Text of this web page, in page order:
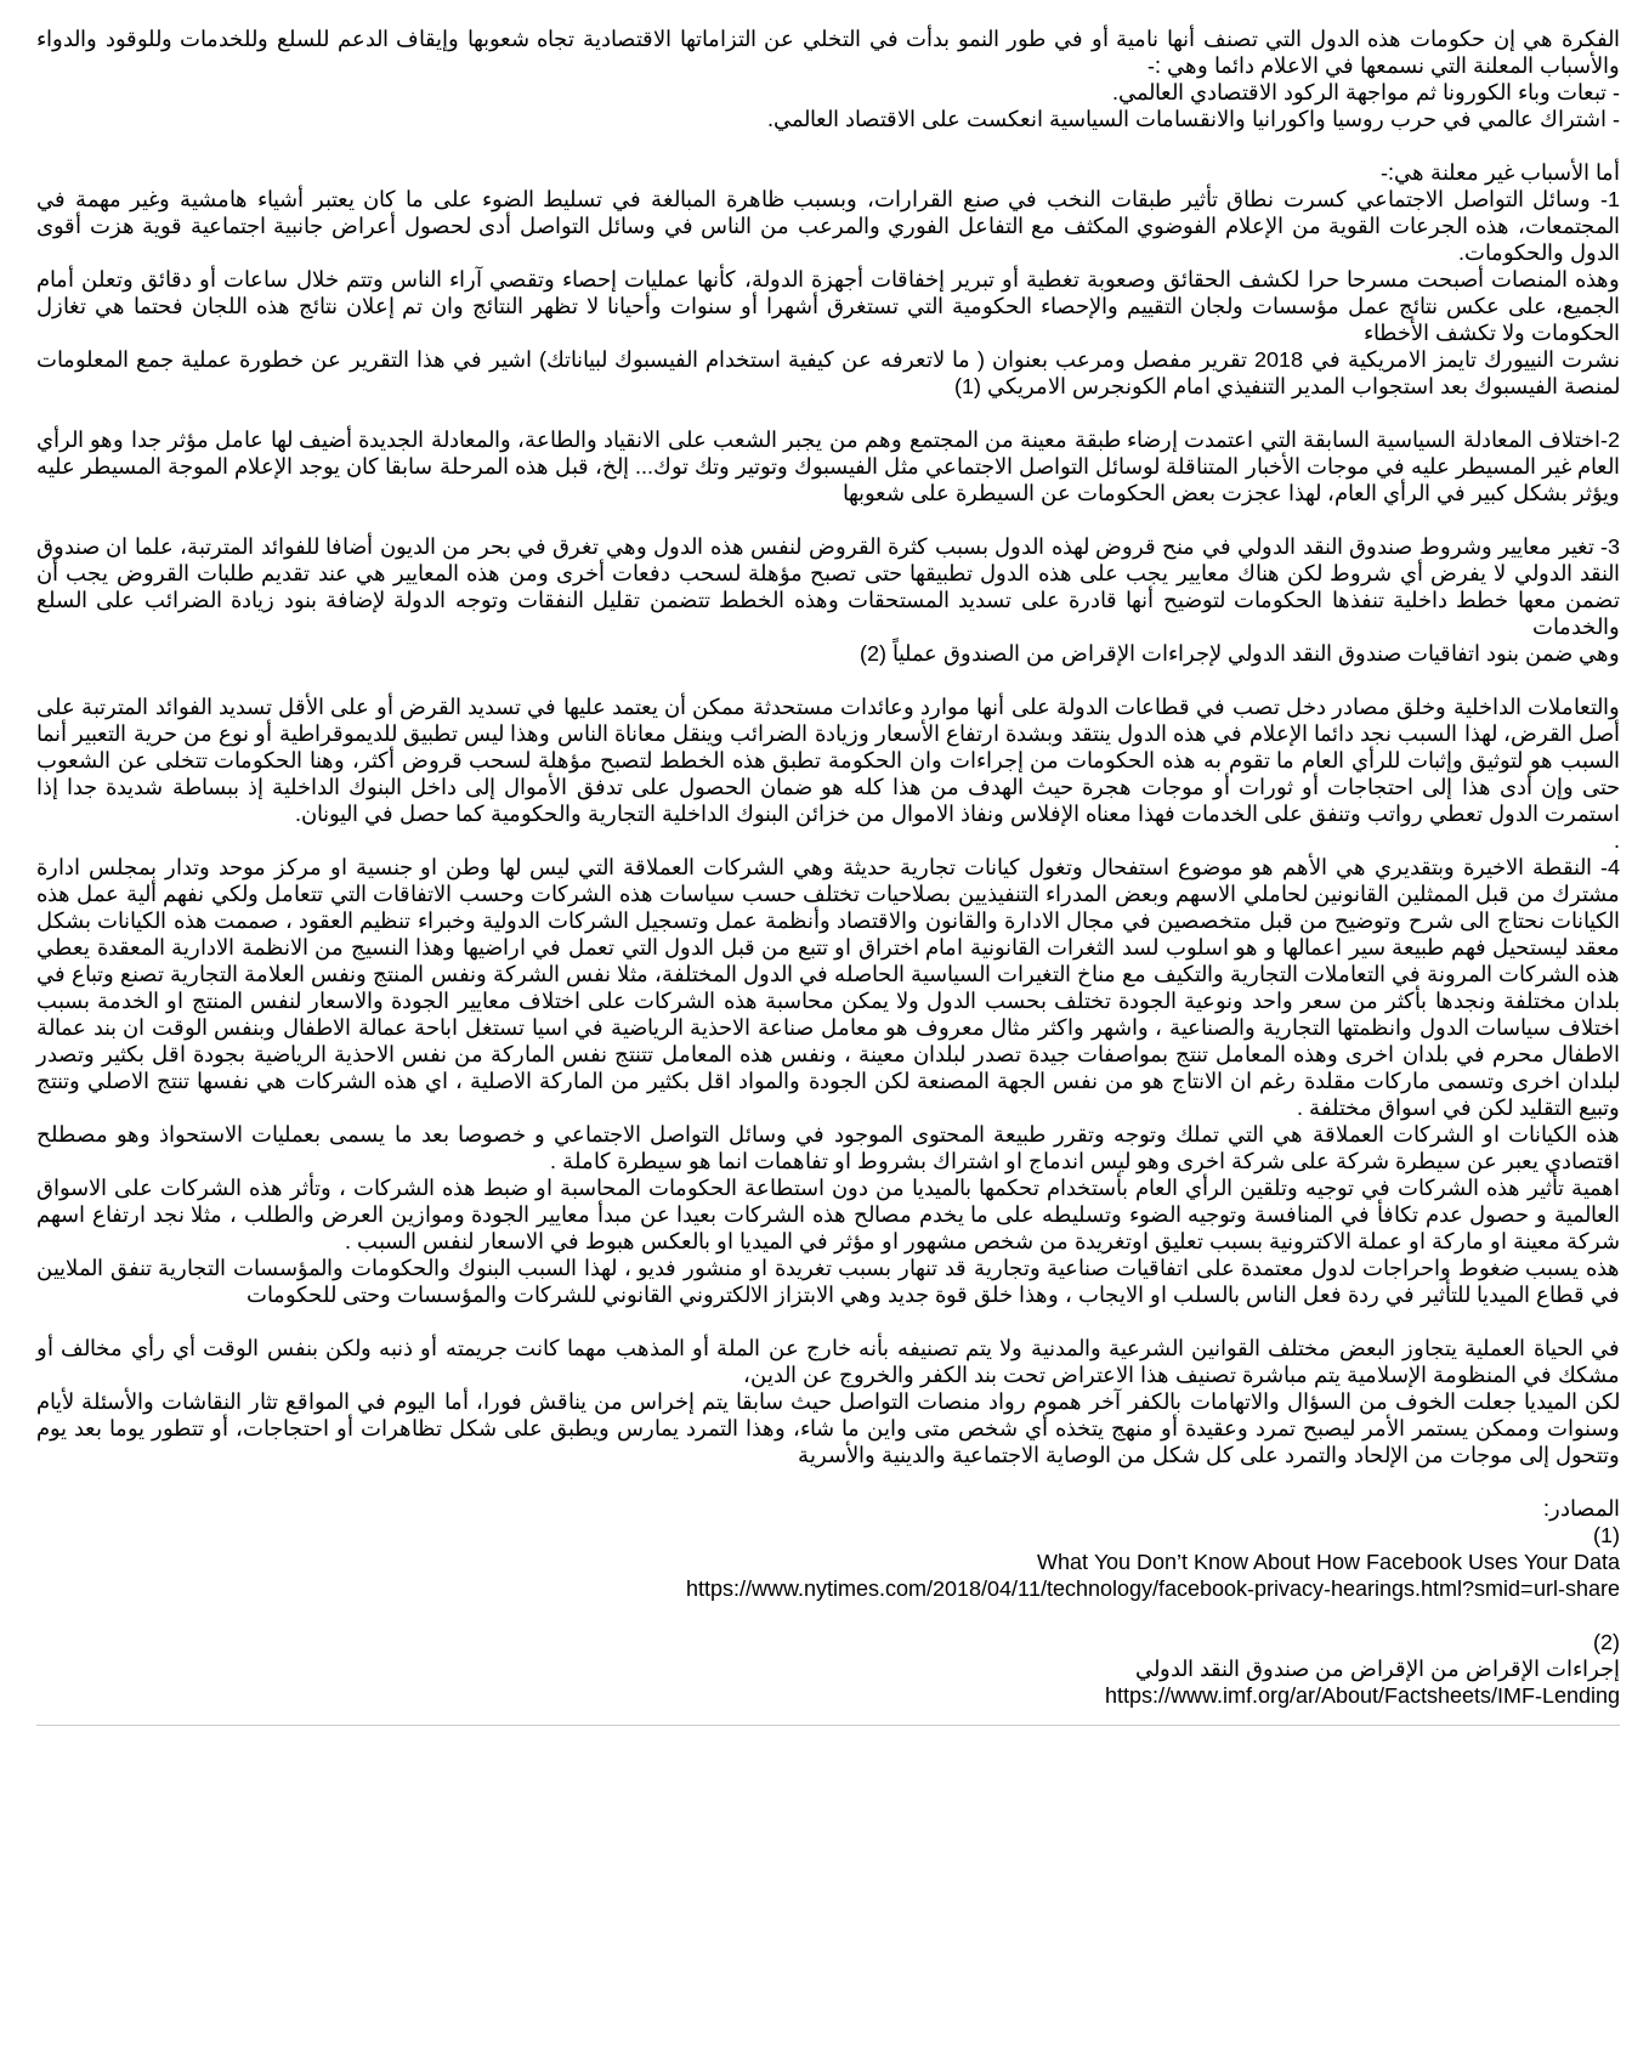
الفكرة هي إن حكومات هذه الدول التي تصنف أنها نامية أو في طور النمو بدأت في التخلي عن التزاماتها الاقتصادية تجاه شعوبها وإيقاف الدعم للسلع وللخدمات وللوقود والدواء
والأسباب المعلنة التي نسمعها في الاعلام دائما وهي :-
- تبعات وباء الكورونا ثم مواجهة الركود الاقتصادي العالمي.
- اشتراك عالمي في حرب روسيا واكورانيا والانقسامات السياسية انعكست على الاقتصاد العالمي.
أما الأسباب غير معلنة هي:-
1- وسائل التواصل الاجتماعي كسرت نطاق تأثير طبقات النخب في صنع القرارات، وبسبب ظاهرة المبالغة في تسليط الضوء على ما كان يعتبر أشياء هامشية وغير مهمة في
المجتمعات، هذه الجرعات القوية من الإعلام الفوضوي المكثف مع التفاعل الفوري والمرعب من الناس في وسائل التواصل أدى لحصول أعراض جانبية اجتماعية قوية هزت أقوى
الدول والحكومات.
وهذه المنصات أصبحت مسرحا حرا لكشف الحقائق وصعوبة تغطية أو تبرير إخفاقات أجهزة الدولة، كأنها عمليات إحصاء وتقصي آراء الناس وتتم خلال ساعات أو دقائق وتعلن أمام
الجميع، على عكس نتائج عمل مؤسسات ولجان التقييم والإحصاء الحكومية التي تستغرق أشهرا أو سنوات وأحيانا لا تظهر النتائج وان تم إعلان نتائج هذه اللجان فحتما هي تغازل
الحكومات ولا تكشف الأخطاء
نشرت النييورك تايمز الامريكية في 2018 تقرير مفصل ومرعب بعنوان ( ما لاتعرفه عن كيفية استخدام الفيسبوك لبياناتك) اشير في هذا التقرير عن خطورة عملية جمع المعلومات
لمنصة الفيسبوك بعد استجواب المدير التنفيذي امام الكونجرس الامريكي (1)
2-اختلاف المعادلة السياسية السابقة التي اعتمدت إرضاء طبقة معينة من المجتمع وهم من يجبر الشعب على الانقياد والطاعة، والمعادلة الجديدة أضيف لها عامل مؤثر جدا وهو الرأي
العام غير المسيطر عليه في موجات الأخبار المتناقلة لوسائل التواصل الاجتماعي مثل الفيسبوك وتوتير وتك توك... إلخ، قبل هذه المرحلة سابقا كان يوجد الإعلام الموجة المسيطر عليه
ويؤثر بشكل كبير في الرأي العام، لهذا عجزت بعض الحكومات عن السيطرة على شعوبها
3- تغير معايير وشروط صندوق النقد الدولي في منح قروض لهذه الدول بسبب كثرة القروض لنفس هذه الدول وهي تغرق في بحر من الديون أضافا للفوائد المترتبة، علما ان صندوق
النقد الدولي لا يفرض أي شروط لكن هناك معايير يجب على هذه الدول تطبيقها حتى تصبح مؤهلة لسحب دفعات أخرى ومن هذه المعايير هي عند تقديم طلبات القروض يجب أن
تضمن معها خطط داخلية تنفذها الحكومات لتوضيح أنها قادرة على تسديد المستحقات وهذه الخطط تتضمن تقليل النفقات وتوجه الدولة لإضافة بنود زيادة الضرائب على السلع
والخدمات
وهي ضمن بنود اتفاقيات صندوق النقد الدولي لإجراءات الإقراض من الصندوق عملياً (2)
والتعاملات الداخلية وخلق مصادر دخل تصب في قطاعات الدولة على أنها موارد وعائدات مستحدثة ممكن أن يعتمد عليها في تسديد القرض أو على الأقل تسديد الفوائد المترتبة على
أصل القرض، لهذا السبب نجد دائما الإعلام في هذه الدول ينتقد وبشدة ارتفاع الأسعار وزيادة الضرائب وينقل معاناة الناس وهذا ليس تطبيق للديموقراطية أو نوع من حرية التعبير أنما
السبب هو لتوثيق وإثبات للرأي العام ما تقوم به هذه الحكومات من إجراءات وان الحكومة تطبق هذه الخطط لتصبح مؤهلة لسحب قروض أكثر، وهنا الحكومات تتخلى عن الشعوب
حتى وإن أدى هذا إلى احتجاجات أو ثورات أو موجات هجرة حيث الهدف من هذا كله هو ضمان الحصول على تدفق الأموال إلى داخل البنوك الداخلية إذ ببساطة شديدة جدا إذا
استمرت الدول تعطي رواتب وتنفق على الخدمات فهذا معناه الإفلاس ونفاذ الاموال من خزائن البنوك الداخلية التجارية والحكومية كما حصل في اليونان.
.
4- النقطة الاخيرة وبتقديري هي الأهم هو موضوع استفحال وتغول كيانات تجارية حديثة وهي الشركات العملاقة التي ليس لها وطن او جنسية او مركز موحد وتدار بمجلس ادارة
مشترك من قبل الممثلين القانونين لحاملي الاسهم وبعض المدراء التنفيذيين بصلاحيات تختلف حسب سياسات هذه الشركات وحسب الاتفاقات التي تتعامل ولكي نفهم ألية عمل هذه
الكيانات نحتاج الى شرح وتوضيح من قبل متخصصين في مجال الادارة والقانون والاقتصاد وأنظمة عمل وتسجيل الشركات الدولية وخبراء تنظيم العقود ، صممت هذه الكيانات بشكل
معقد ليستحيل فهم طبيعة سير اعمالها و هو اسلوب لسد الثغرات القانونية امام اختراق او تتبع من قبل الدول التي تعمل في اراضيها وهذا النسيج من الانظمة الادارية المعقدة يعطي
هذه الشركات المرونة في التعاملات التجارية والتكيف مع مناخ التغيرات السياسية الحاصله في الدول المختلفة، مثلا نفس الشركة ونفس المنتج ونفس العلامة التجارية تصنع وتباع في
بلدان مختلفة ونجدها بأكثر من سعر واحد ونوعية الجودة تختلف بحسب الدول ولا يمكن محاسبة هذه الشركات على اختلاف معايير الجودة والاسعار لنفس المنتج او الخدمة بسبب
اختلاف سياسات الدول وانظمتها التجارية والصناعية ، واشهر واكثر مثال معروف هو معامل صناعة الاحذية الرياضية في اسيا تستغل اباحة عمالة الاطفال وبنفس الوقت ان بند عمالة
الاطفال محرم في بلدان اخرى وهذه المعامل تنتج بمواصفات جيدة تصدر لبلدان معينة ، ونفس هذه المعامل تتنتج نفس الماركة من نفس الاحذية الرياضية بجودة اقل بكثير وتصدر
لبلدان اخرى وتسمى ماركات مقلدة رغم ان الانتاج هو من نفس الجهة المصنعة لكن الجودة والمواد اقل بكثير من الماركة الاصلية ، اي هذه الشركات هي نفسها تنتج الاصلي وتنتج
وتبيع التقليد لكن في اسواق مختلفة .
هذه الكيانات او الشركات العملاقة هي التي تملك وتوجه وتقرر طبيعة المحتوى الموجود في وسائل التواصل الاجتماعي و خصوصا بعد ما يسمى بعمليات الاستحواذ وهو مصطلح
اقتصادي يعبر عن سيطرة شركة على شركة اخرى وهو ليس اندماج او اشتراك بشروط او تفاهمات انما هو سيطرة كاملة .
اهمية تأثير هذه الشركات في توجيه وتلقين الرأي العام بأستخدام تحكمها بالميديا من دون استطاعة الحكومات المحاسبة او ضبط هذه الشركات ، وتأثر هذه الشركات على الاسواق
العالمية و حصول عدم تكافأ في المنافسة وتوجيه الضوء وتسليطه على ما يخدم مصالح هذه الشركات بعيدا عن مبدأ معايير الجودة وموازين العرض والطلب ، مثلا نجد ارتفاع اسهم
شركة معينة او ماركة او عملة الاكترونية بسبب تعليق اوتغريدة من شخص مشهور او مؤثر في الميديا او بالعكس هبوط في الاسعار لنفس السبب .
هذه يسبب ضغوط واحراجات لدول معتمدة على اتفاقيات صناعية وتجارية قد تنهار بسبب تغريدة او منشور فديو ، لهذا السبب البنوك والحكومات والمؤسسات التجارية تنفق الملايين
في قطاع الميديا للتأثير في ردة فعل الناس بالسلب او الايجاب ، وهذا خلق قوة جديد وهي الابتزاز الالكتروني القانوني للشركات والمؤسسات وحتى للحكومات
في الحياة العملية يتجاوز البعض مختلف القوانين الشرعية والمدنية ولا يتم تصنيفه بأنه خارج عن الملة أو المذهب مهما كانت جريمته أو ذنبه ولكن بنفس الوقت أي رأي مخالف أو
مشكك في المنظومة الإسلامية يتم مباشرة تصنيف هذا الاعتراض تحت بند الكفر والخروج عن الدين،
لكن الميديا جعلت الخوف من السؤال والاتهامات بالكفر آخر هموم رواد منصات التواصل حيث سابقا يتم إخراس من يناقش فورا، أما اليوم في المواقع تثار النقاشات والأسئلة لأيام
وسنوات وممكن يستمر الأمر ليصبح تمرد وعقيدة أو منهج يتخذه أي شخص متى واين ما شاء، وهذا التمرد يمارس ويطبق على شكل تظاهرات أو احتجاجات، أو تتطور يوما بعد يوم
وتتحول إلى موجات من الإلحاد والتمرد على كل شكل من الوصاية الاجتماعية والدينية والأسرية
المصادر:
(1)
What You Don’t Know About How Facebook Uses Your Data
https://www.nytimes.com/2018/04/11/technology/facebook-privacy-hearings.html?smid=url-share
(2)
إجراءات الإقراض من الإقراض من صندوق النقد الدولي
https://www.imf.org/ar/About/Factsheets/IMF-Lending